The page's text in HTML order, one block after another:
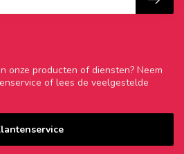
onze producten of diensten? Neem
of lees de veelgestelde